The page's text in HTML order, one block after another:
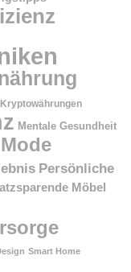
Kryptowährungen
Mentale Gesundheit
Persönliche
Möbel
Smart Home